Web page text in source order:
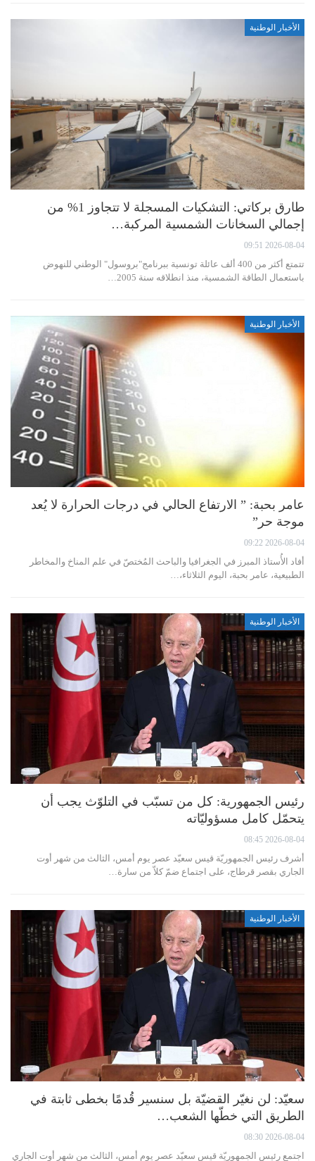
الأخبار الوطنية
طارق بركاتي: التشكيات المسجلة لا تتجاوز 1% من
إجمالي السخانات الشمسية المركبة…
2026-08-04 09:51
تتمتع أكثر من 400 ألف عائلة تونسية ببرنامج"بروسول" الوطني للنهوض
باستعمال الطاقة الشمسية، منذ انطلاقه سنة 2005…
الأخبار الوطنية
عامر بحبة: ” الارتفاع الحالي في درجات الحرارة لا يُعد
موجة حر”
2026-08-04 09:22
أفاد الأُستاذ المبرز في الجغرافيا والباحث المُختصّ في علم المناخ والمخاطر
الطبيعية، عامر بحبة، اليوم الثلاثاء،…
الأخبار الوطنية
رئيس الجمهورية: كل من تسبّب في التلوّث يجب أن
يتحمّل كامل مسؤوليّاته
2026-08-04 08:45
أشرف رئيس الجمهوريّة قيس سعيّد عصر يوم أمس، الثالث من شهر أوت
الجاري بقصر قرطاج، على اجتماع ضمّ كلاّ من سارة…
الأخبار الوطنية
سعيّد: لن نغيّر القضيّة بل سنسير قُدمًا بخطى ثابتة في
الطريق التي خطّها الشعب…
2026-08-04 08:30
اجتمع رئيس الجمهوريّة قيس سعيّد عصر يوم أمس، الثالث من شهر أوت الجاري